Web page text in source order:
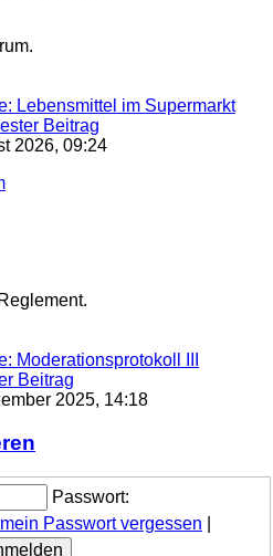
Lebensmittel im Supermarkt
Beitrag
2026, 09:24
Moderationsprotokoll III
Beitrag
2025, 14:18
Passwort:
Passwort vergessen